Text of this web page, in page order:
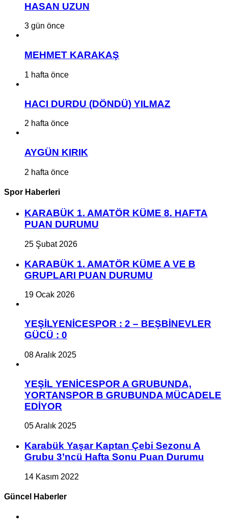
HASAN UZUN
3 gün önce
MEHMET KARAKAŞ
1 hafta önce
HACI DURDU (DÖNDÜ) YILMAZ
2 hafta önce
AYGÜN KIRIK
2 hafta önce
Spor Haberleri
KARABÜK 1. AMATÖR KÜME 8. HAFTA
PUAN DURUMU
25 Şubat 2026
KARABÜK 1. AMATÖR KÜME A VE B
GRUPLARI PUAN DURUMU
19 Ocak 2026
YEŞİLYENİCESPOR : 2 – BEŞBİNEVLER
GÜCÜ : 0
08 Aralık 2025
YEŞİL YENİCESPOR A GRUBUNDA,
YORTANSPOR B GRUBUNDA MÜCADELE
EDİYOR
05 Aralık 2025
Karabük Yaşar Kaptan Çebi Sezonu A
Grubu 3’ncü Hafta Sonu Puan Durumu
14 Kasım 2022
Güncel Haberler